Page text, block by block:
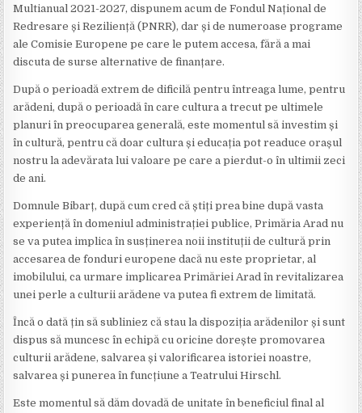
Multianual 2021-2027, dispunem acum de Fondul Național de
Redresare și Reziliență (PNRR), dar și de numeroase programe
ale Comisie Europene pe care le putem accesa, fără a mai
discuta de surse alternative de finanțare.
După o perioadă extrem de dificilă pentru întreaga lume, pentru
arădeni, după o perioadă în care cultura a trecut pe ultimele
planuri în preocuparea generală, este momentul să investim și
în cultură, pentru că doar cultura și educația pot readuce orașul
nostru la adevărata lui valoare pe care a pierdut-o în ultimii zeci
de ani.
Domnule Bibarț, după cum cred că știți prea bine după vasta
experiență în domeniul administrației publice, Primăria Arad nu
se va putea implica în susținerea noii instituții de cultură prin
accesarea de fonduri europene dacă nu este proprietar, al
imobilului, ca urmare implicarea Primăriei Arad în revitalizarea
unei perle a culturii arădene va putea fi extrem de limitată.
Încă o dată țin să subliniez că stau la dispoziția arădenilor și sunt
dispus să muncesc în echipă cu oricine dorește promovarea
culturii arădene, salvarea și valorificarea istoriei noastre,
salvarea și punerea în funcțiune a Teatrului Hirschl.
Este momentul să dăm dovadă de unitate în beneficiul final al